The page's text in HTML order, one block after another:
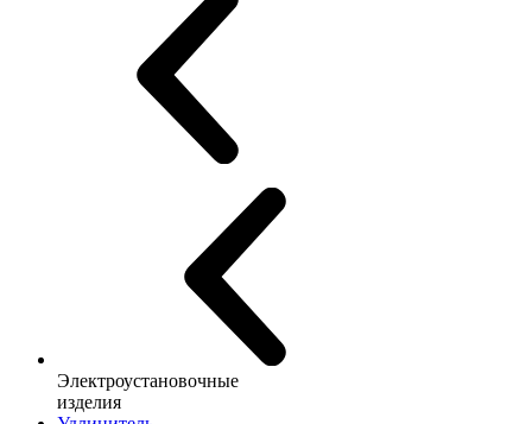
Электроустановочные
изделия